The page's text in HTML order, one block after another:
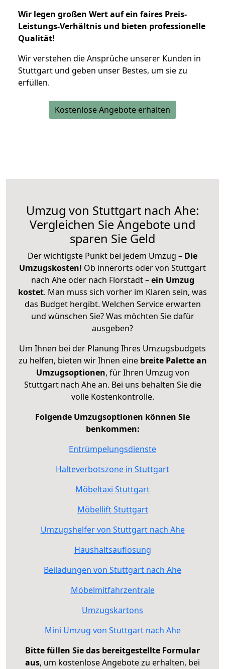
Wir legen großen Wert auf ein faires Preis-
Leistungs-Verhältnis und bieten professionelle
Qualität!
Wir verstehen die Ansprüche unserer Kunden in
Stuttgart und geben unser Bestes, um sie zu
erfüllen.
Kostenlose Angebote erhalten
Umzug von Stuttgart nach Ahe:
Vergleichen Sie Angebote und
sparen Sie Geld
Der wichtigste Punkt bei jedem Umzug – Die
Umzugskosten! Ob innerorts oder von Stuttgart
nach Ahe oder nach Florstadt –ein Umzug
kostet. Man muss sich vorher im Klaren sein, was
das Budget hergibt. Welchen Service erwarten
und wünschen Sie? Was möchten Sie dafür
ausgeben?
Um Ihnen bei der Planung Ihres Umzugsbudgets
zu helfen, bieten wir Ihnen eine breite Palette an
Umzugsoptionen, für Ihren Umzug von
Stuttgart nach Ahe an. Bei uns behalten Sie die
volle Kostenkontrolle.
Folgende Umzugsoptionen können Sie
benkommen:
Entrümpelungsdienste
Halteverbotszone in Stuttgart
Möbeltaxi Stuttgart
Möbellift Stuttgart
Umzugshelfer von Stuttgart nach Ahe
Haushaltsauflösung
Beiladungen von Stuttgart nach Ahe
Möbelmitfahrzentrale
Umzugskartons
Mini Umzug von Stuttgart nach Ahe
Bitte füllen Sie das bereitgestellte Formular
aus, um kostenlose Angebote zu erhalten, bei